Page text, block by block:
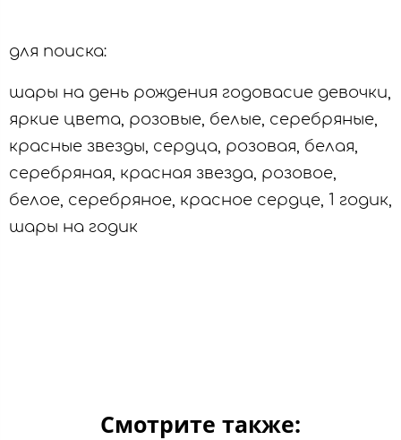
для поиска:
шары на день рождения годовасие девочки,
яркие цвета, розовые, белые, серебряные,
красные звезды, сердца, розовая, белая,
серебряная, красная звезда, розовое,
белое, серебряное, красное сердце, 1 годик,
шары на годик
Смотрите также: